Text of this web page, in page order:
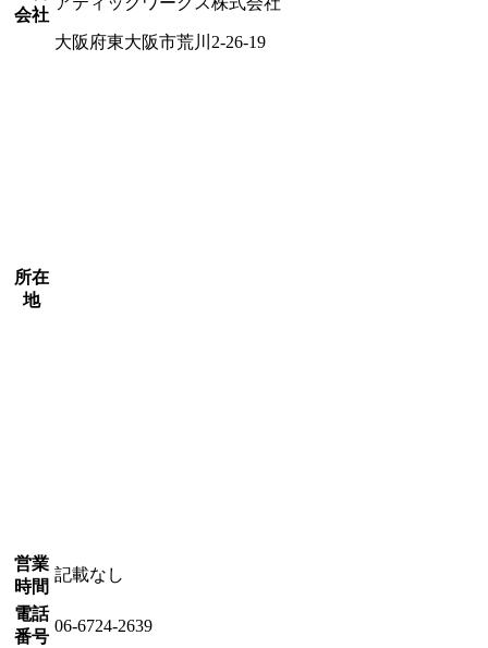
会社
所在
地
大阪府東大阪市荒川2-26-19
営業
時間
記載なし
電話
番号
06-6724-2639